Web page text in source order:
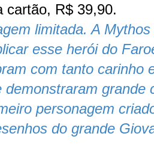
cartão, R$ 39,90.
limitada. A
esse herói do
com tanto carinho
demonstraram grande
personagem
do grande